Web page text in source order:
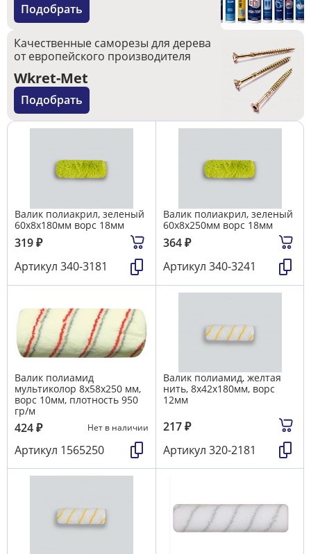
Подобрать
Качественные саморезы для дерева
от европейского производителя
Wkret-Met
Подобрать
Валик полиакрил, зеленый
60х8х180мм ворс 18мм
319₽
Артикул 340-3181
Валик полиакрил, зеленый
60х8х250мм ворс 18мм
364₽
Артикул 340-3241
Валик полиамид
мультиколор 8х58х250 мм,
ворс 10мм, плотность 950
гр/м
424₽ Нет в наличии
Артикул 1565250
Валик полиамид, желтая
нить, 8х42х180мм, ворс
12мм
217₽
Артикул 320-2181